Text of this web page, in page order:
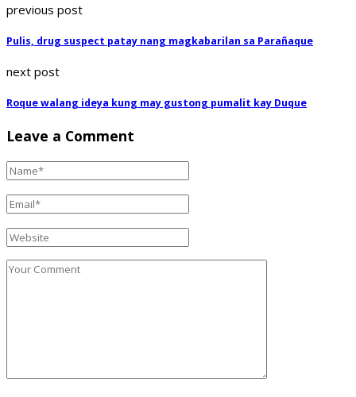
previous post
Pulis, drug suspect patay nang magkabarilan sa Parañaque
next post
Roque walang ideya kung may gustong pumalit kay Duque
Leave a Comment